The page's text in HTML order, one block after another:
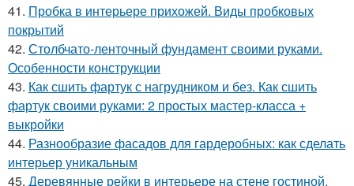
41. Пробка в интерьере прихожей. Виды пробковых
покрытий
42. Столбчато-ленточный фундамент своими руками.
Особенности конструкции
43. Как сшить фартук с нагрудником и без. Как сшить
фартук своими руками: 2 простых мастер-класса +
выкройки
44. Разнообразие фасадов для гардеробных: как сделать
интерьер уникальным
45. Деревянные рейки в интерьере на стене гостиной.